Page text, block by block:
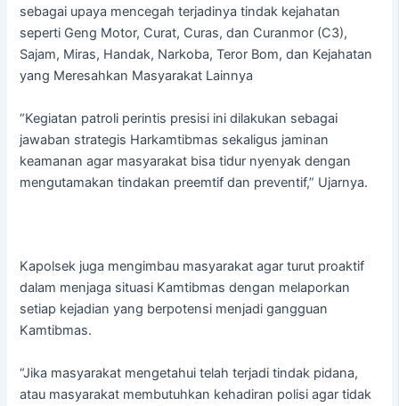
sebagai upaya mencegah terjadinya tindak kejahatan
seperti Geng Motor, Curat, Curas, dan Curanmor (C3),
Sajam, Miras, Handak, Narkoba, Teror Bom, dan Kejahatan
yang Meresahkan Masyarakat Lainnya
“Kegiatan patroli perintis presisi ini dilakukan sebagai
jawaban strategis Harkamtibmas sekaligus jaminan
keamanan agar masyarakat bisa tidur nyenyak dengan
mengutamakan tindakan preemtif dan preventif,” Ujarnya.
Kapolsek juga mengimbau masyarakat agar turut proaktif
dalam menjaga situasi Kamtibmas dengan melaporkan
setiap kejadian yang berpotensi menjadi gangguan
Kamtibmas.
“Jika masyarakat mengetahui telah terjadi tindak pidana,
atau masyarakat membutuhkan kehadiran polisi agar tidak